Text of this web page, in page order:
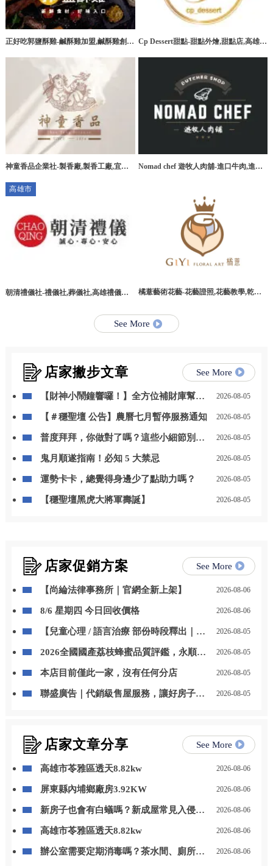
正好吃郭鹽酥雞-鹹酥雞加盟,鹹酥雞創
Cp Dessert甜點-甜點外燴,甜點店,高雄甜
神童香品企業社-製香廠,製香工廠,宜蘭
Nomad chef 遊牧人肉舖-進口牛肉,進口
高雄市
朝清禮儀社-禮儀社,葬儀社,高雄禮儀社,
橘薏藝術花藝-花藝證照,花藝教學,乾燥
See More
店家撇步文章 See More
【財神小鬧鐘響囉！】全方位補財庫幫你
2026-08-05
【＃穩聖壇 公告】農曆七月暫停服務通知 2026-08-05
普度拜拜，你做對了嗎？這些小細節別忽
2026-08-05
鬼月順遂指南！必知 5 大禁忌 2026-08-05
運勢卡卡，總覺得身邊少了點助力嗎？ 2026-08-05
【穩聖壇黑虎大將軍壽誕】 2026-08-05
店家促銷方案 See More
【尚綸法律事務所｜官網全新上架】 2026-08-06
8/6 星期四 今日回收價格 2026-08-06
【兒童心理 / 語言治療 部份時段釋出｜開
2026-08-05
2026全國國產荔枝蜂蜜品質評鑑，永順豐
2026-08-05
本店目前僅此一家，沒有任何分店 2026-08-05
聯盛廣告｜代銷級售屋服務，讓好房子被
2026-08-05
店家文章分享 See More
高雄市苓雅區透天8.82kw 2026-08-06
屏東縣內埔鄉廠房3.92KW 2026-08-06
新房子也會有白蟻嗎？新成屋常見入侵原
高雄除白蟻推薦,高雄白蟻防治,高雄除蟲
2026-08-06
高雄市苓雅區透天8.82kw 2026-08-06
辦公室需要定期消毒嗎？茶水間、廁所與
2026-08-06